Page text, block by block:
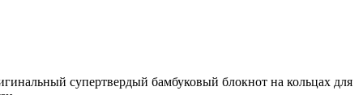
супертвердый бамбуковый блокнот на кольцах для